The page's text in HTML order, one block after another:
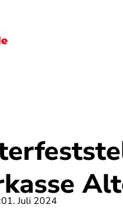
01. Juli 2024